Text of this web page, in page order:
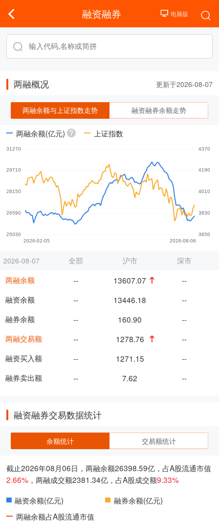
融资融券
两融概况 更新于2026-08-07
两融余额与上证指数走势 融资融券余额走势
两融余额(亿元) 上证指数
2026-08-07
两融余额
融资余额
融券余额
两融交易额
融资买入额
融券卖出额
全部 沪市
深市
--
13607.07
--
--
13446.18
--
--
160.90
--
--
1278.76
--
--
1271.15
--
--
7.62 --
融资融券交易数据统计
余额统计 交易额统计
截止2026年08月06日，两融余额26398.59亿，占A股流通市值
2.66% ，两融成交额2381.34亿，占A股成交额9.33%
融资余额(亿元)
融券余额(亿元)
两融余额占A股流通市值